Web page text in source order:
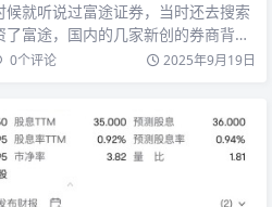
候就听说过富途证券，当时还去搜索
富途，国内的几家新创的券商背后
0个评论 2025年9月19日